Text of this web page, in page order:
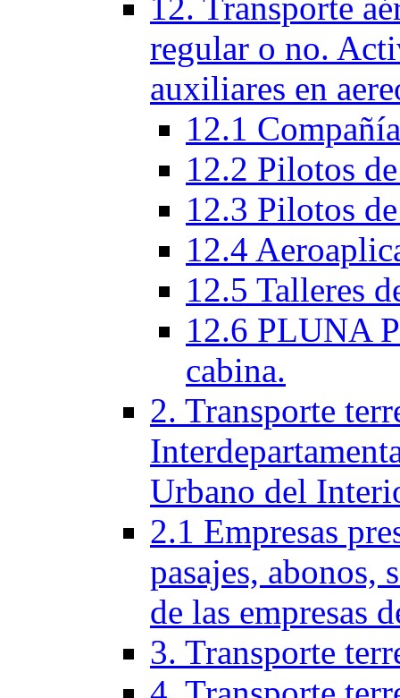
12. Transporte
regular o no.
auxiliares en
12.1
12.2 Pilotos
12.3 Pilotos
12.4
12.5 Talleres
12.6 PLUNA
cabina.
2. Transporte
Urbano del
2.1 Empresas
pasajes, abonos,
de las empresas
3. Transporte